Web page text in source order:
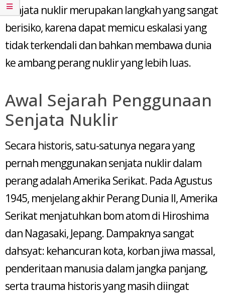
senjata nuklir merupakan langkah yang sangat
berisiko, karena dapat memicu eskalasi yang
tidak terkendali dan bahkan membawa dunia
ke ambang perang nuklir yang lebih luas.
Awal Sejarah Penggunaan
Senjata Nuklir
Secara historis, satu-satunya negara yang
pernah menggunakan senjata nuklir dalam
perang adalah Amerika Serikat. Pada Agustus
1945, menjelang akhir Perang Dunia II, Amerika
Serikat menjatuhkan bom atom di Hiroshima
dan Nagasaki, Jepang. Dampaknya sangat
dahsyat: kehancuran kota, korban jiwa massal,
penderitaan manusia dalam jangka panjang,
serta trauma historis yang masih diingat